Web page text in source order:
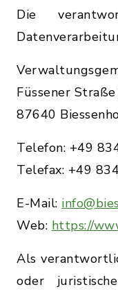
Die
Füssener
87640
Telefon: +49
Telefax: +49
E-Mail:
Web: https://
Als
oder